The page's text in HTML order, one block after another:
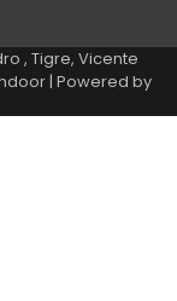
, Tigre, Vicente
| Powered by